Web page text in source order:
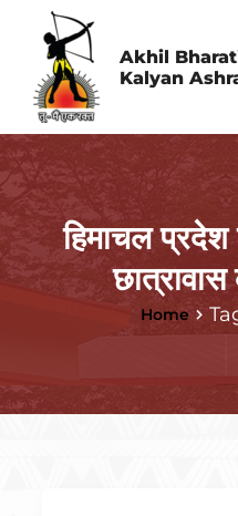
content
Akhil
Kalyan
हिमाचल प्रदेश
Home